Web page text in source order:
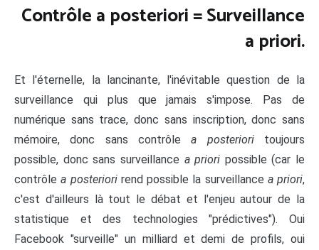
Contrôle a posteriori = Surveillance
a priori.
Et l'éternelle, la lancinante, l'inévitable question de la
surveillance qui plus que jamais s'impose. Pas de
numérique sans trace, donc sans inscription, donc sans
mémoire, donc sans contrôlea posterioritoujours
possible, donc sans surveillance a priori possible (car le
contrôlea posteriorirend possible la surveillance a priori,
c'est d'ailleurs là tout le débat et l'enjeu autour de la
statistique et des technologies "prédictives"). Oui
Facebook "surveille" un milliard et demi de profils, oui